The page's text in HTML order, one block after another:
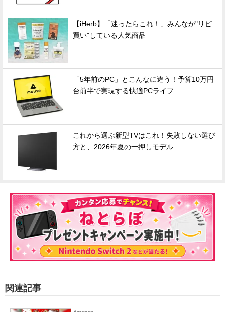
【iHerb】「迷ったらこれ！」みんなが"リピ
買い"している人気商品
「5年前のPC」とこんなに違う！予算10万円
台前半で実現する快適PCライフ
これから選ぶ新型TVはこれ！失敗しない選び
方と、2026年夏の一押しモデル
関連記事